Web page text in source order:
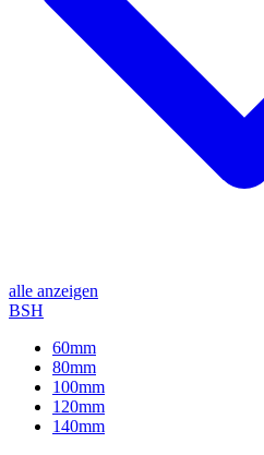
alle anzeigen
BSH
60mm
80mm
100mm
120mm
140mm